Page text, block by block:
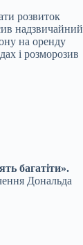
розвиток
надзвичайний
на оренду
і розморозив
багатіти».
Дональда